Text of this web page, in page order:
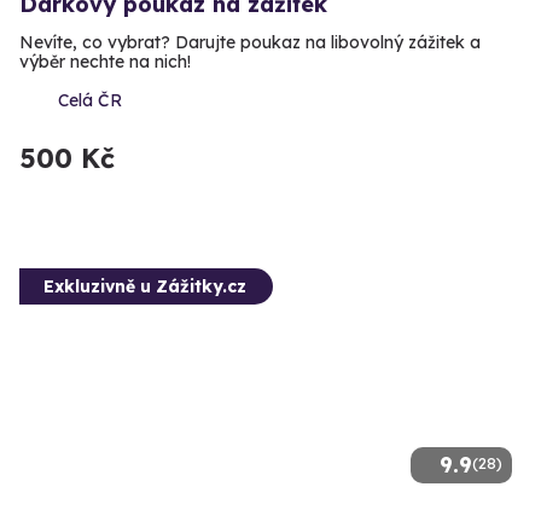
Nevíte, co vybrat? Darujte poukaz na libovolný zážitek a
výběr nechte na nich!
Celá ČR
500 Kč
9.9(28)
Exkluzivně u Zážitky.cz